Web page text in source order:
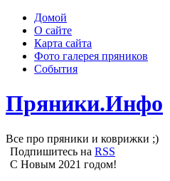
Домой
О сайте
Карта сайта
Фото галерея пряников
События
Пряники.Инфо
Все про пряники и коврижки ;)
Подпишитесь на RSS
С Новым 2021 годом!